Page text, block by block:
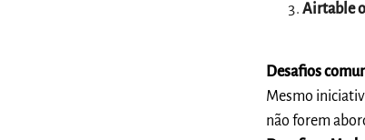
Airtable
Desafios
Mesmo
não forem